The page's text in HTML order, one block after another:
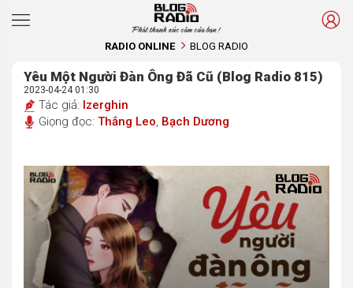
Phát thanh xúc cảm của bạn !
RADIO ONLINE BLOG RADIO
Yêu Một Người Đàn Ông Đã Cũ (Blog Radio 815)
2023-04-24 01:30
Tác giả: Izerghin
Giọng đọc: Thắng Leo, Bạch Dương